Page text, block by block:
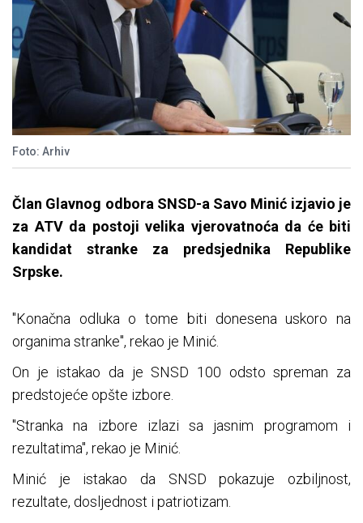
Foto: Arhiv
Član Glavnog odbora SNSD-a Savo Minić izjavio je
za ATV da postoji velika vjerovatnoća da će biti
kandidat stranke za predsjednika Republike
Srpske.
"Konačna odluka o tome biti donesena uskoro na
organima stranke", rekao je Minić.
On je istakao da je SNSD 100 odsto spreman za
predstojeće opšte izbore.
"Stranka na izbore izlazi sa jasnim programom i
rezultatima", rekao je Minić.
Minić je istakao da SNSD pokazuje ozbiljnost,
rezultate, dosljednost i patriotizam.